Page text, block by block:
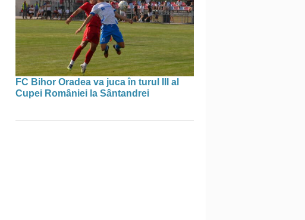
FC Bihor Oradea va juca în turul III al
Cupei României la Sântandrei